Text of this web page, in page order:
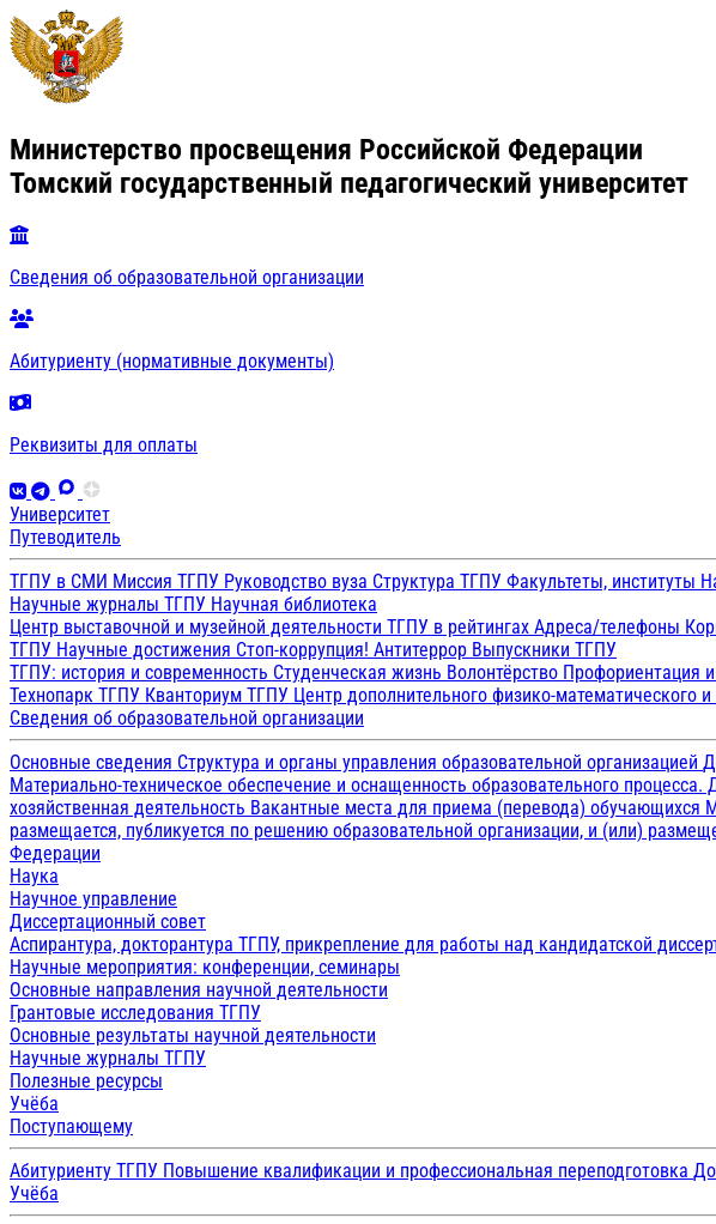
Министерство просвещения Российской Федерации
Томский государственный педагогический университет
Сведения об образовательной организации
Абитуриенту (нормативные документы)
Реквизиты для оплаты
Университет
Путеводитель
ТГПУ в СМИ Миссия ТГПУ Руководство вуза Структура ТГПУ Факультеты, институты
Научные журналы ТГПУ Научная библиотека
Центр выставочной и музейной деятельности ТГПУ в рейтингах Адреса/телефоны
ТГПУ Научные достижения Стоп-коррупция! Антитеррор Выпускники ТГПУ
ТГПУ: история и современность Студенческая жизнь Волонтёрство Профориентация
Технопарк ТГПУ Кванториум ТГПУ Центр дополнительного физико-математического
Сведения об образовательной организации
Основные сведения Структура и органы управления образовательной организацией
Материально-техническое обеспечение и оснащенность образовательного процесса.
хозяйственная деятельность Вакантные места для приема (перевода) обучающихся
размещается, публикуется по решению образовательной организации, и (или)
Федерации
Наука
Научное управление
Диссертационный совет
Аспирантура, докторантура ТГПУ, прикрепление для работы над кандидатской
Научные мероприятия: конференции, семинары
Основные направления научной деятельности
Грантовые исследования ТГПУ
Основные результаты научной деятельности
Научные журналы ТГПУ
Полезные ресурсы
Учёба
Поступающему
Абитуриенту ТГПУ Повышение квалификации и профессиональная переподготовка
Учёба